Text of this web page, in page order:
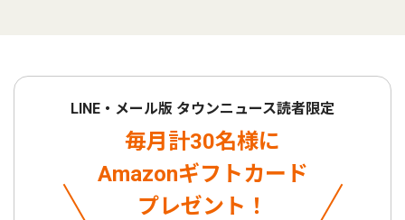
LINE・メール版 タウンニュース読者限定
毎月計30名様に
Amazonギフトカード
プレゼント！